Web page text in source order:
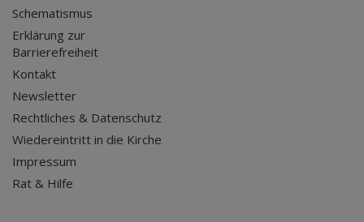
Schematismus
Erklärung zur
Barrierefreiheit
Kontakt
Newsletter
Rechtliches & Datenschutz
Wiedereintritt in die Kirche
Impressum
Rat & Hilfe